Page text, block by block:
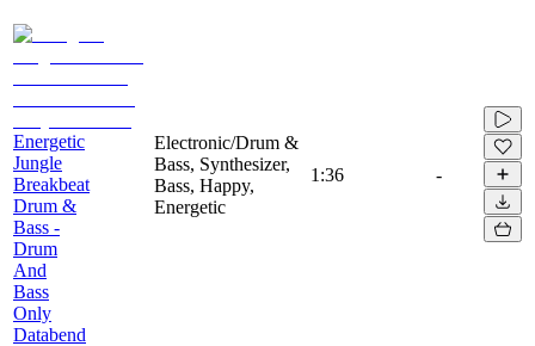
Energetic
Jungle
Breakbeat
Drum &
Bass -
Drum
And
Bass
Only
Databend
Electronic/Drum &
Bass, Synthesizer,
Bass, Happy,
Energetic
1:36 -